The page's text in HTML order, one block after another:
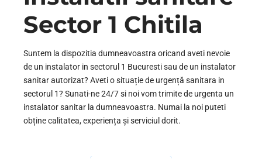
Sector 1 Chitila
Suntem la dispozitia dumneavoastra oricand aveti nevoie
de un instalator in sectorul 1 Bucuresti sau de un instalator
sanitar autorizat? Aveti o situație de urgență sanitara in
sectorul 1? Sunati-ne 24/7 si noi vom trimite de urgenta un
instalator sanitar la dumneavoastra. Numai la noi puteti
obține calitatea, experiența și serviciul dorit.